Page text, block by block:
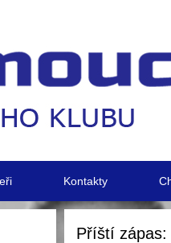
Kontakty
Příští zápas: